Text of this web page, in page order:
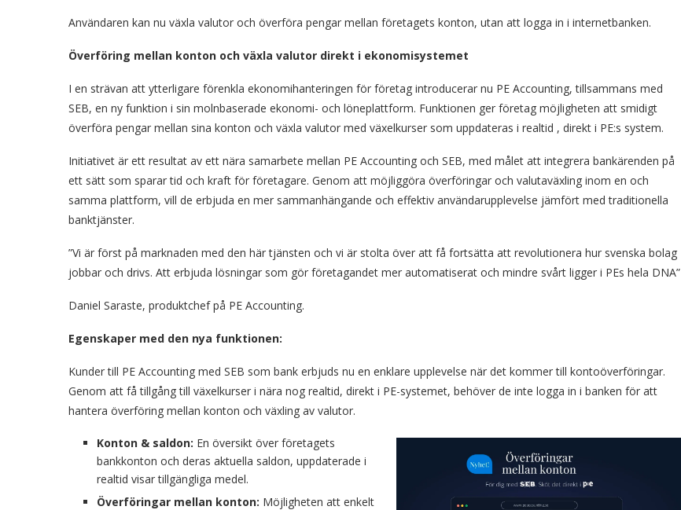
Användaren kan nu växla valutor och överföra pengar mellan företagets konton, utan att logga in i internetbanken.
Överföring mellan konton och växla valutor direkt i ekonomisystemet
I en strävan att ytterligare förenkla ekonomihanteringen för företag introducerar nu PE Accounting, tillsammans med
SEB, en ny funktion i sin molnbaserade ekonomi- och löneplattform. Funktionen ger företag möjligheten att smidigt
överföra pengar mellan sina konton och växla valutor med växelkurser som uppdateras i realtid , direkt i PE:s system.
Initiativet är ett resultat av ett nära samarbete mellan PE Accounting och SEB, med målet att integrera bankärenden på
ett sätt som sparar tid och kraft för företagare. Genom att möjliggöra överföringar och valutaväxling inom en och
samma plattform, vill de erbjuda en mer sammanhängande och effektiv användarupplevelse jämfört med traditionella
banktjänster.
”Vi är först på marknaden med den här tjänsten och vi är stolta över att få fortsätta att revolutionera hur svenska bolag
jobbar och drivs. Att erbjuda lösningar som gör företagandet mer automatiserat och mindre svårt ligger i PEs hela DNA”
Daniel Saraste, produktchef på PE Accounting.
Egenskaper med den nya funktionen:
Kunder till PE Accounting med SEB som bank erbjuds nu en enklare upplevelse när det kommer till kontoöverföringar.
Genom att få tillgång till växelkurser i nära nog realtid, direkt i PE-systemet, behöver de inte logga in i banken för att
hantera överföring mellan konton och växling av valutor.
Konton & saldon: En översikt över företagets
bankkonton och deras aktuella saldon, uppdaterade i
realtid visar tillgängliga medel.
Överföringar mellan konton: Möjligheten att enkelt